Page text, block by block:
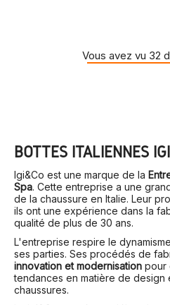
Vous avez vu 32
BOTTES ITALIENNES
Igi&Co est une marque de la
Spa. Cette entreprise a une
de la chaussure en Italie. Leur
ils ont une expérience dans la
qualité de plus de 30 ans.
L'entreprise respire le
ses parties. Ses procédés de
innovation et modernisation pour
tendances en matière de design
chaussures.